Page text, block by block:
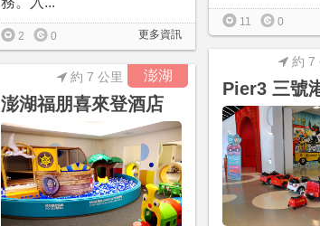
11 0
更多資訊
2 0
Pier3 三號
約 7
澎湖
澎湖福朋喜來登酒店
約 7 公里